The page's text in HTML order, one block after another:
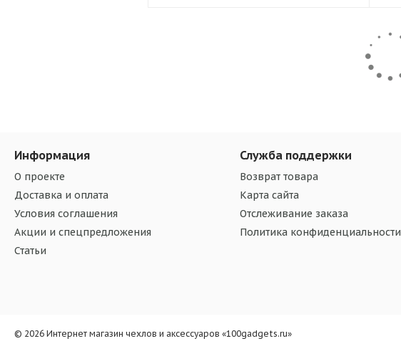
Информация
О проекте
Доставка и оплата
Условия соглашения
Акции и спецпредложения
Статьи
Служба поддержки
Возврат товара
Карта сайта
Отслеживание заказа
Политика конфиденциальности
© 2026 Интернет магазин чехлов и аксессуаров «100gadgets.ru»